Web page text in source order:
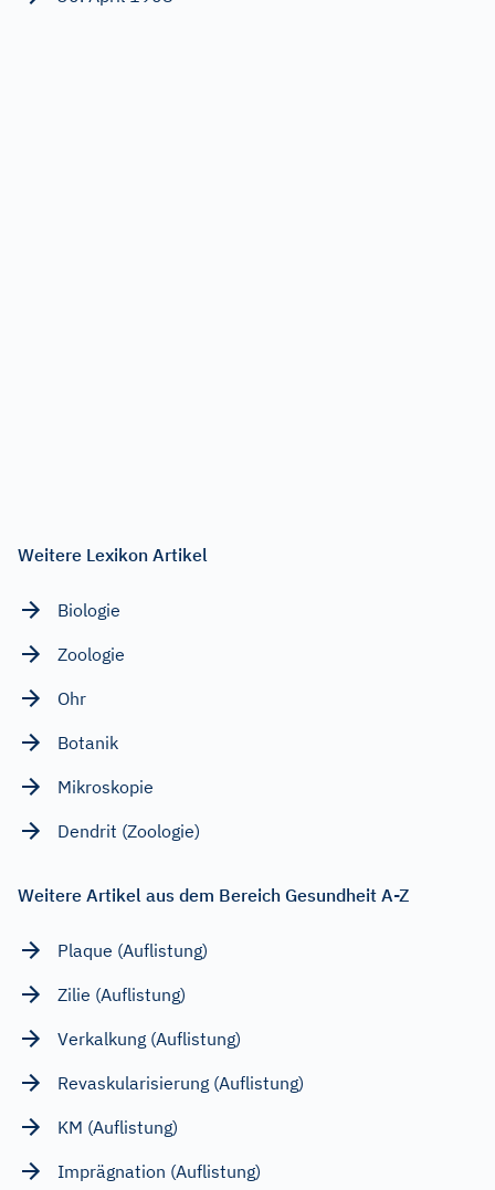
Weitere Lexikon Artikel
Biologie
Zoologie
Ohr
Botanik
Mikroskopie
Dendrit (Zoologie)
Weitere Artikel aus dem Bereich Gesundheit A-Z
Plaque (Auflistung)
Zilie (Auflistung)
Verkalkung (Auflistung)
Revaskularisierung (Auflistung)
KM (Auflistung)
Imprägnation (Auflistung)